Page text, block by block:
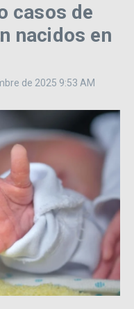
casos de
nacidos en
de 2025 9:53 AM